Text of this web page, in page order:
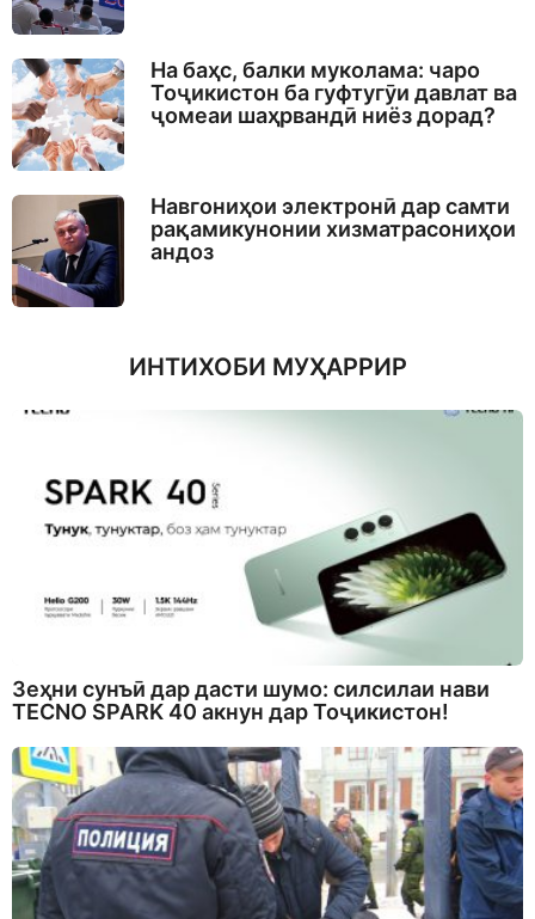
На баҳс, балки муколама: чаро
Тоҷикистон ба гуфтугӯи давлат ва
ҷомеаи шаҳрвандӣ ниёз дорад?
Навгониҳои электронӣ дар самти
рақамикунонии хизматрасониҳои
андоз
ИНТИХОБИ МУҲАРРИР
Зеҳни сунъӣ дар дасти шумо: силсилаи нави
TECNO SPARK 40 акнун дар Тоҷикистон!